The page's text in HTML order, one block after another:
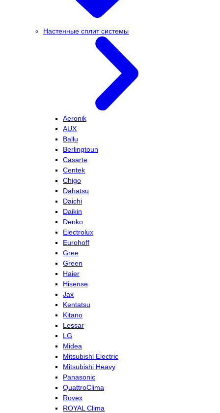
Настенные сплит системы
Aeronik
AUX
Ballu
Berlingtoun
Casarte
Centek
Chigo
Dahatsu
Daichi
Daikin
Denko
Electrolux
Eurohoff
Gree
Green
Haier
Hisense
Jax
Kentatsu
Kitano
Lessar
LG
Midea
Mitsubishi Electric
Mitsubishi Heavy
Panasonic
QuattroClima
Rovex
ROYAL Clima